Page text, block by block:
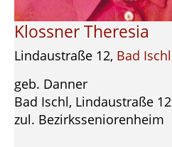
Klossner Theresia
Lindaustraße 12, Bad Ischl
geb. Danner
Bad Ischl, Lindaustraße 12
zul. Bezirksseniorenheim